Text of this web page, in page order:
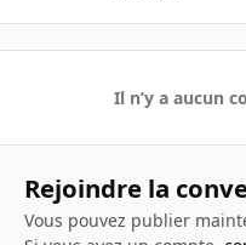
Il n’y a aucun
Rejoindre la
Vous pouvez publier